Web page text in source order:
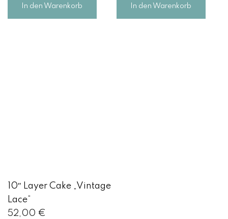
In den Warenkorb In den Warenkorb
10″ Layer Cake „Vintage
Lace“
52,00 €